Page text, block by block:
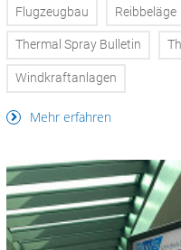
Flugzeugbau Reibbeläge
Thermal Spray Bulletin
Windkraftanlagen
Mehr erfahren